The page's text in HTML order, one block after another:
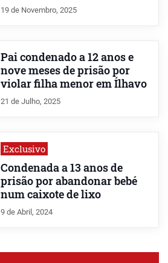
19 de Novembro, 2025
Pai condenado a 12 anos e
nove meses de prisão por
violar filha menor em Ílhavo
21 de Julho, 2025
Exclusivo
Condenada a 13 anos de
prisão por abandonar bebé
num caixote de lixo
9 de Abril, 2024